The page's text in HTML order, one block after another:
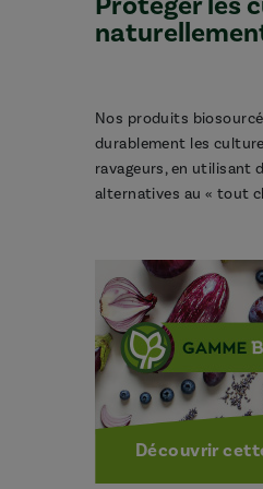
Nos produits
durablement les
ravageurs, en utilisant
alternatives au « tout
Découvrir